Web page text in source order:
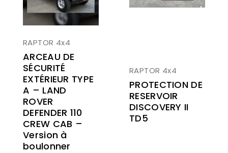
RAPTOR 4x4
ARCEAU DE
SÉCURITÉ
EXTÉRIEUR TYPE
A – LAND
ROVER
DEFENDER 110
CREW CAB –
Version à
boulonner
RAPTOR 4x4
PROTECTION DE
RESERVOIR
DISCOVERY II
TD5